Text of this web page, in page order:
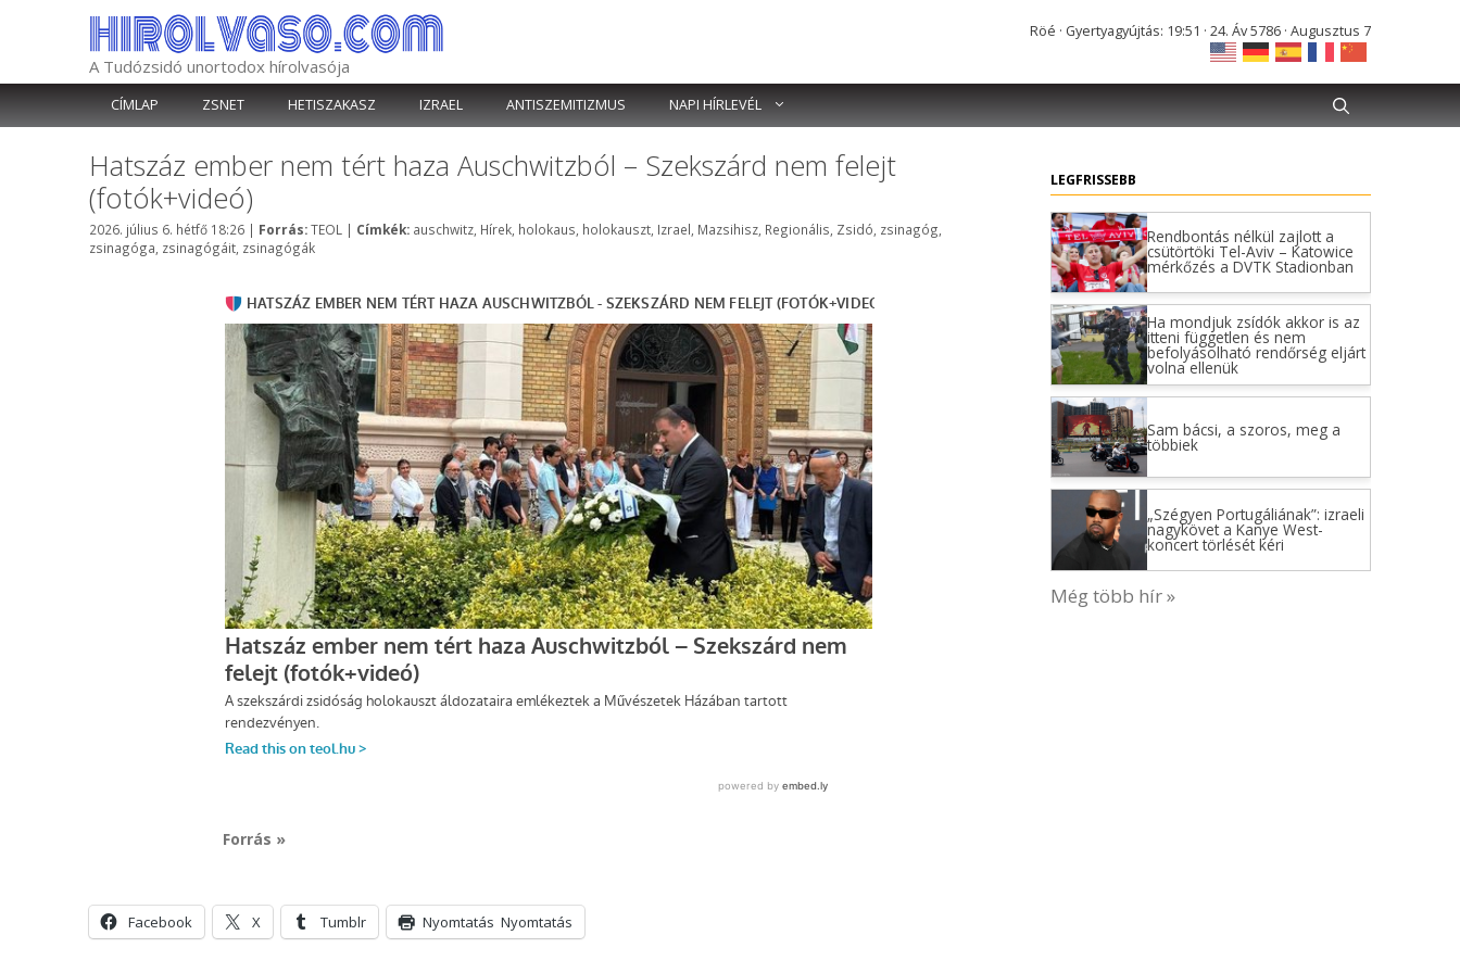
A Tudózsidó unortodox hírolvasója
Röé · Gyertyagyújtás: 19:51 · 24. Áv 5786 · Augusztus 7
CÍMLAP ZSNET HETISZAKASZ IZRAEL ANTISZEMITIZMUS NAPI HÍRLEVÉL
Hatszáz ember nem tért haza Auschwitzból – Szekszárd nem felejt
(fotók+videó)
2026. július 6. hétfő 18:26 | Forrás:Kategória
TEOL | Címkék: Címkék
auschwitz Hírek holokaus holokauszt Izrael Mazsihisz Regionális Zsidó zsinagóg
zsinagóga zsinagógáit zsinagógák
Forrás »
Facebook X Tumblr Nyomtatás Nyomtatás
LEGFRISSEBB
Rendbontás nélkül zajlott a
csütörtöki Tel-Aviv – Katowice
mérkőzés a DVTK Stadionban
Ha mondjuk zsídók akkor is az
itteni független és nem
befolyásolható rendőrség eljárt
volna ellenük
Sam bácsi, a szoros, meg a
többiek
„Szégyen Portugáliának”: izraeli
nagykövet a Kanye West-
koncert törlését kéri
Még több hír »